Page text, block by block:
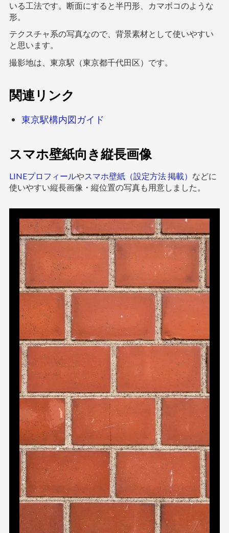
いる工法です。断面にすると半円形、カマボコのような
形。
テクスチャ系の写真なので、背景素材として使いやすい
と思います。
撮影地は、東京駅（東京都千代田区）です。
関連リンク
東京駅構内図ガイド
スマホ壁紙向き縦長画像
LINEプロフィールやスマホ壁紙（設定方法 掲載） などに
使いやすい縦長画像・縦位置の写真も用意しました。